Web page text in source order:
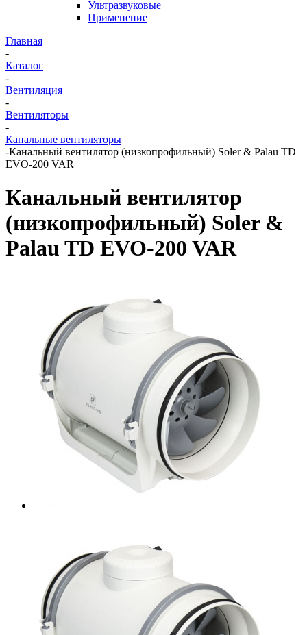
Ультразвуковые
Применение
Главная
-
Каталог
-
Вентиляция
-
Вентиляторы
-
Канальные вентиляторы
-Канальный вентилятор (низкопрофильный) Soler & Palau TD
EVO-200 VAR
Канальный вентилятор
(низкопрофильный) Soler &
Palau TD EVO-200 VAR